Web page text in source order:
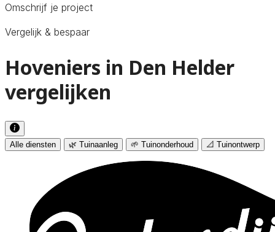
Omschrijf je project
Vergelijk & bespaar
Hoveniers in Den Helder
vergelijken
Alle diensten 🌿 Tuinaanleg 🌱 Tuinonderhoud 📐 Tuinontwerp